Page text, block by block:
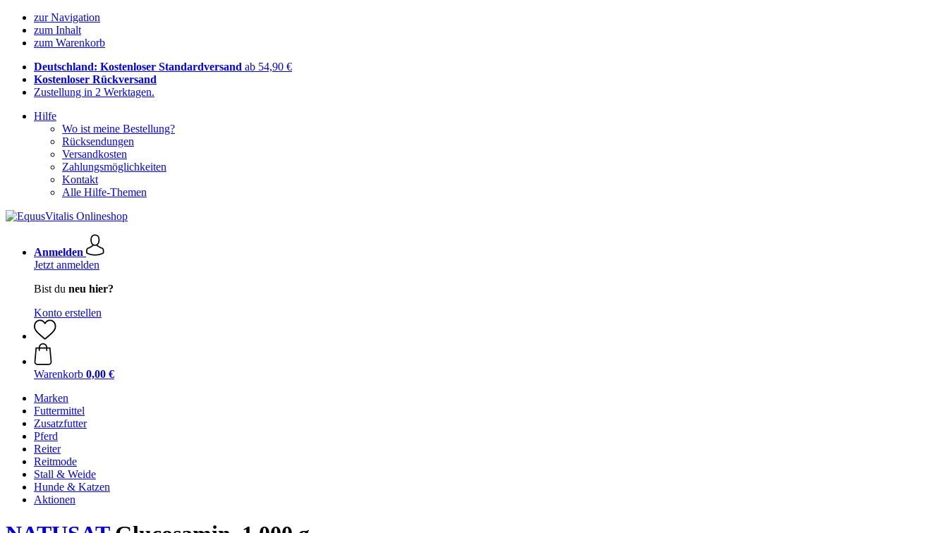
zur Navigation
zum Inhalt
zum Warenkorb
Deutschland: Kostenloser Standardversand ab 54,90 €
Kostenloser Rückversand
Zustellung in 2 Werktagen.
Hilfe
Wo ist meine Bestellung?
Rücksendungen
Versandkosten
Zahlungsmöglichkeiten
Kontakt
Alle Hilfe-Themen
Anmelden
Jetzt anmelden
Bist du neu hier?
Konto erstellen
Warenkorb 0,00 €
Marken
Futtermittel
Zusatzfutter
Pferd
Reiter
Reitmode
Stall & Weide
Hunde & Katzen
Aktionen